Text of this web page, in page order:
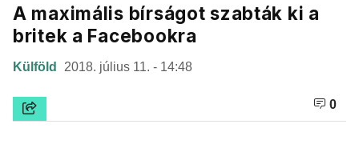
A maximális bírságot szabták ki a
britek a Facebookra
Külföld 2018. július 11. - 14:48
0